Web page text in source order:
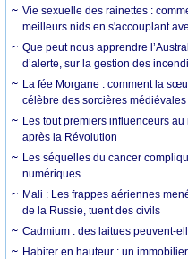
Vie sexuelle des rainettes :
meilleurs nids en s'accouplant
Que peut nous apprendre
d’alerte, sur la gestion des
La fée Morgane : comment la
célèbre des sorcières médiévales
Les tout premiers influenceurs
après la Révolution
Les séquelles du cancer
numériques
Mali : Les frappes aériennes
de la Russie, tuent des civils
Cadmium : des laitues peuvent-
Habiter en hauteur : un